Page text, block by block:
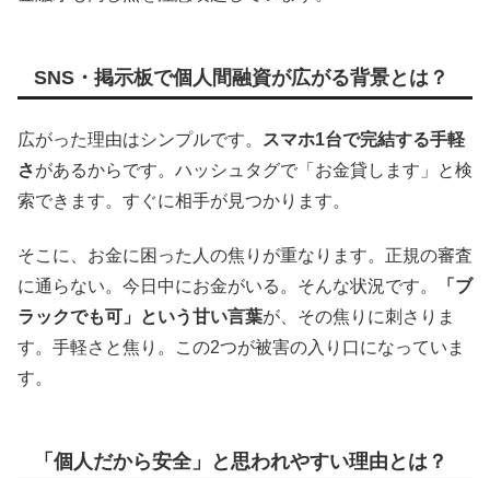
SNS・掲示板で個人間融資が広がる背景とは？
広がった理由はシンプルです。
スマホ1台で完結する手軽
さがあるからです。ハッシュタグで「お金貸します」と検
索できます。すぐに相手が見つかります。
そこに、お金に困った人の焦りが重なります。正規の審査
に通らない。今日中にお金がいる。そんな状況です。
「ブ
ラックでも可」という甘い言葉が、その焦りに刺さりま
す。手軽さと焦り。この2つが被害の入り口になっていま
す。
「個人だから安全」と思われやすい理由とは？